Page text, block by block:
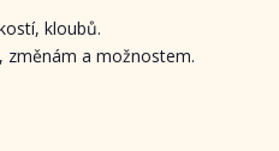
kloubů.
změnám a možnostem.